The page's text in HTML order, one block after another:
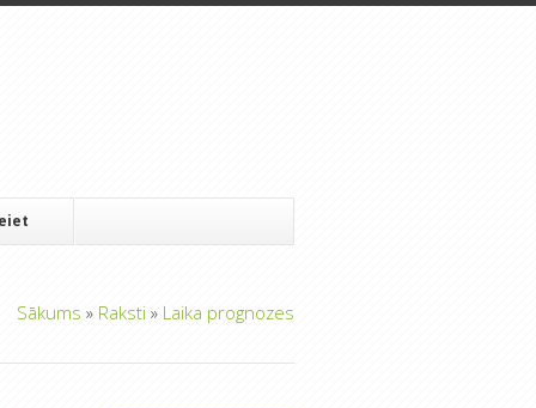
Sākums » Raksti » Laika prognozes